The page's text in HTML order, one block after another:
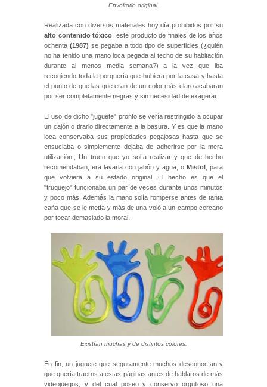
Envoltorio original.
Realizada con diversos materiales hoy día prohibidos por su
alto contenido tóxico , este producto de finales de los años
ochenta (1987) se pegaba a todo tipo de superficies (¿quién
no ha tenido una mano loca pegada al techo de su habitación
durante al menos media semana?) a la vez que iba
recogiendo toda la porquería que hubiera por la casa y hasta
el punto de que las que eran de un color más claro acabaran
por ser completamente negras y sin necesidad de exagerar.
El uso de dicho "juguete" pronto se vería restringido a ocupar
un cajón o tirarlo directamente a la basura. Y es que la mano
loca conservaba sus propiedades pegajosas hasta que se
ensuciaba o simplemente dejaba de adherirse por la mera
utilización., Un truco que yo solía realizar y que de hecho
recomendaban, era lavarla con jabón y agua, o Mistol , para
que volviera a su estado original. El hecho es que el
"truquejo" funcionaba un par de veces durante unos minutos
y poco más. Además la mano solía romperse antes de tanta
caña que se le metía y más de una voló a un campo cercano
por tocar demasiado la moral.
Existían muchas y de distintos colores.
En fin, un juguete que seguramente muchos desconocían y
que quería traeros a estas páginas antes de hablaros de más
videojuegos, y del cual poseo y conservo orgulloso una